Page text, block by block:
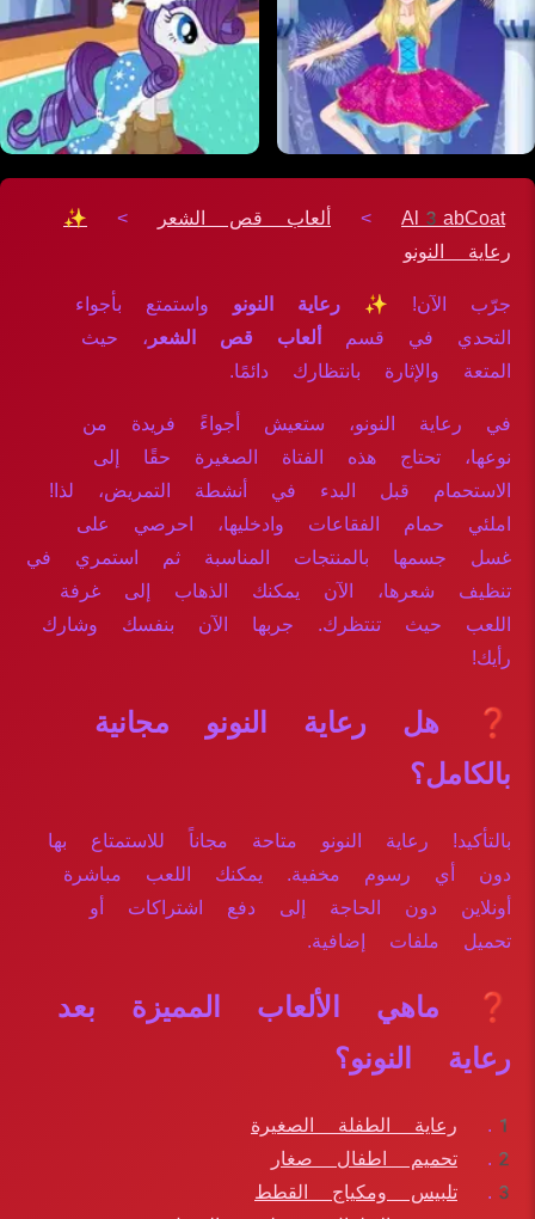
Al3abCoat
> ألعاب قص الشعر >
✨
رعاية النونو
جرّب الآن! ✨ رعاية النونو واستمتع بأجواء
التحدي في قسم
ألعاب قص الشعر ، حيث
المتعة والإثارة بانتظارك دائمًا.
في رعاية النونو، ستعيش أجواءً فريدة من
نوعها، تحتاج هذه الفتاة الصغيرة حقًا إلى
الاستحمام قبل البدء في أنشطة التمريض، لذا!
املئي حمام الفقاعات وادخليها، احرصي على
غسل جسمها بالمنتجات المناسبة ثم استمري في
تنظيف شعرها، الآن يمكنك الذهاب إلى غرفة
اللعب حيث تنتظرك. جربها الآن بنفسك وشارك
رأيك!
❓ هل رعاية النونو مجانية
بالكامل؟
بالتأكيد! رعاية النونو متاحة مجاناً للاستمتاع بها
دون أي رسوم مخفية. يمكنك اللعب مباشرة
أونلاين دون الحاجة إلى دفع اشتراكات أو
تحميل ملفات إضافية.
❓ ماهي الألعاب المميزة بعد
رعاية النونو؟
رعاية الطفلة الصغيرة
تحميم اطفال صغار
تلبيس ومكياج القطط